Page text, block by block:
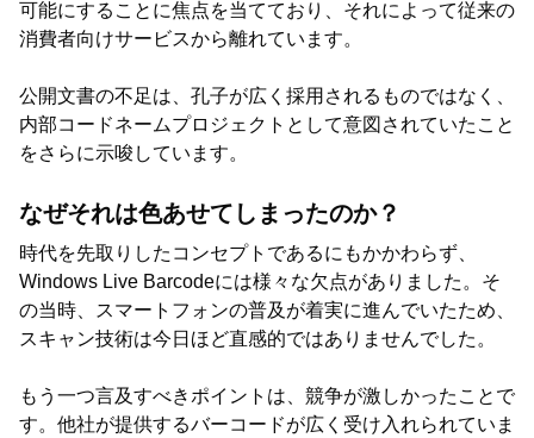
可能にすることに焦点を当てており、それによって従来の
消費者向けサービスから離れています。
公開文書の不足は、孔子が広く採用されるものではなく、
内部コードネームプロジェクトとして意図されていたこと
をさらに示唆しています。
なぜそれは色あせてしまったのか？
時代を先取りしたコンセプトであるにもかかわらず、
Windows Live Barcodeには様々な欠点がありました。そ
の当時、スマートフォンの普及が着実に進んでいたため、
スキャン技術は今日ほど直感的ではありませんでした。
もう一つ言及すべきポイントは、競争が激しかったことで
す。他社が提供するバーコードが広く受け入れられていま